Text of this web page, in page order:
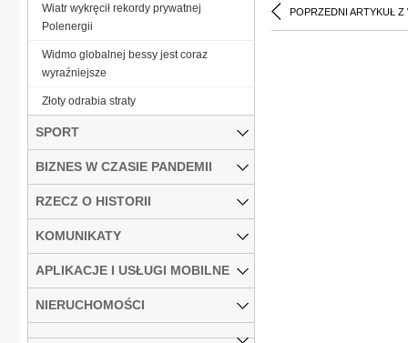
POPRZEDNI ARTYKUŁ Z
Wiatr wykręcił rekordy prywatnej
Polenergii
Widmo globalnej bessy jest coraz
wyraźniejsze
Złoty odrabia straty
SPORT
BIZNES W CZASIE PANDEMII
RZECZ O HISTORII
KOMUNIKATY
APLIKACJE I USŁUGI MOBILNE
NIERUCHOMOŚCI